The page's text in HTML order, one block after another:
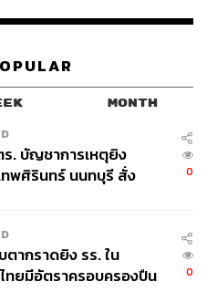
จำกัด (เครดิตบูโร)
MONTH
. บัญชาการเหตุยิง
ทพศิรินทร์ นนทบุรี สั่ง
0
ากราดยิง รร. ใน
ทยมีอัตราครอบครองปืน
0